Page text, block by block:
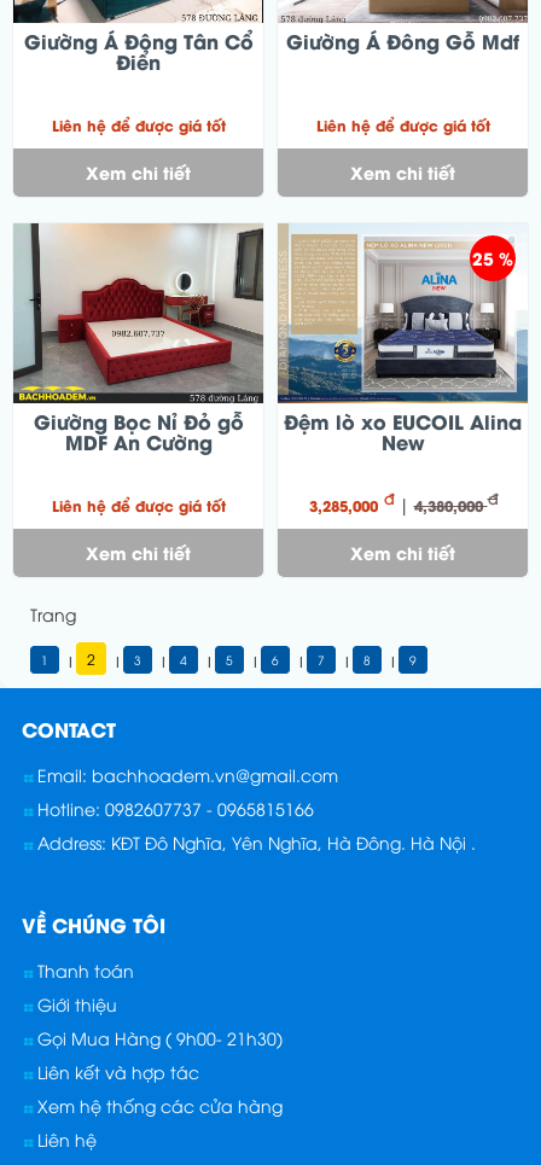
Giường Á Đông Tân Cổ
Điển
Liên hệ để được giá tốt
Xem chi tiết
Giường Á Đông Gỗ Mdf
Liên hệ để được giá tốt
Xem chi tiết
Giường Bọc Nỉ Đỏ gỗ
MDF An Cường
Liên hệ để được giá tốt
Xem chi tiết
25 %
Đệm lò xo EUCOIL Alina
New
3,285,000 đ | 4,380,000đ
Xem chi tiết
Trang
1 | 2 | 3 | 4 | 5 | 6 | 7 | 8 | 9
CONTACT
Email: bachhoadem.vn@gmail.com
Hotline: 0982607737 - 0965815166
Address: KĐT Đô Nghĩa, Yên Nghĩa, Hà Đông. Hà Nội .
VỀ CHÚNG TÔI
Thanh toán
Giới thiệu
Gọi Mua Hàng ( 9h00- 21h30)
Liên kết và hợp tác
Xem hệ thống các cửa hàng
Liên hệ